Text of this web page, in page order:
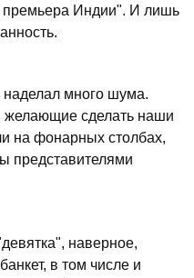
премьера Индии". И лишь
наделал много шума.
желающие сделать наши
на фонарных столбах,
представителями
наверное,
в том числе и